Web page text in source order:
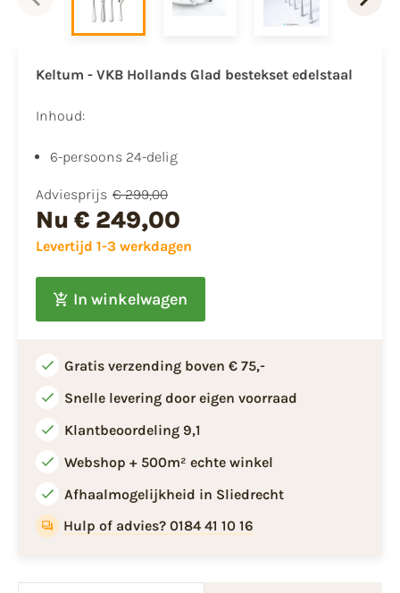
Keltum - VKB Hollands Glad bestekset edelstaal
Inhoud:
6-persoons 24-delig
Adviesprijs € 299,00
Nu € 249,00
Levertijd 1-3 werkdagen
In winkelwagen
Gratis verzending boven € 75,-
Snelle levering door eigen voorraad
Klantbeoordeling 9,1
Webshop + 500m² echte winkel
Afhaalmogelijkheid in Sliedrecht
Hulp of advies? 0184 41 10 16